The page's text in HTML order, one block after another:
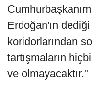
Erdoğan'ın
koridorlarından
tartışmaların
ve